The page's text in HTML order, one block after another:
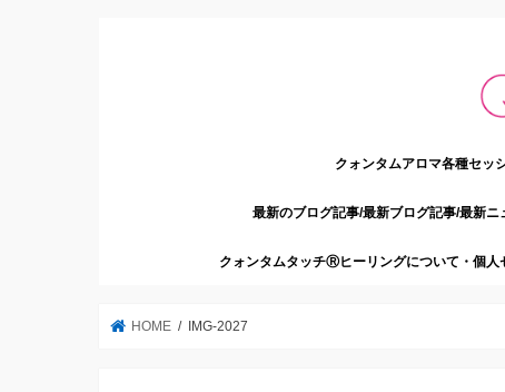
クォンタムアロマ各種セッ
最新のブログ記事/最新ブログ記事/最新ニ
クォンタムタッチⓇヒーリングについて・個
HOME IMG-2027